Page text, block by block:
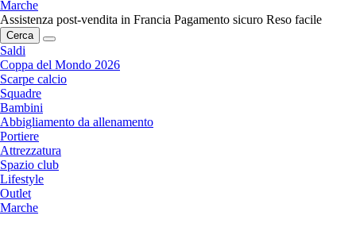
Marche
Assistenza post-vendita in Francia Pagamento sicuro Reso facile
Cerca
Saldi
Coppa del Mondo 2026
Scarpe calcio
Squadre
Bambini
Abbigliamento da allenamento
Portiere
Attrezzatura
Spazio club
Lifestyle
Outlet
Marche